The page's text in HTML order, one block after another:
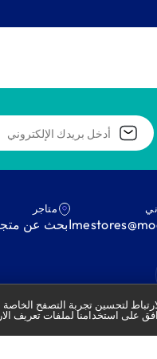
دقيق،
متاجر
ابحث عن
لتحسين تجربة التصفح
على استخدامنا لملفات تعريف